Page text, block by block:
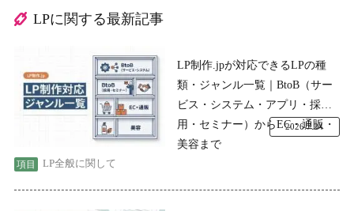
LPに関する最新記事
LP制作.jpが対応できるLPの種
類・ジャンル一覧｜BtoB（サー
ビス・システム・アプリ・採
用・セミナー）からEC・通販・
美容まで
LP全般に関して
2026.7.24